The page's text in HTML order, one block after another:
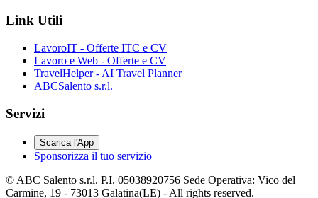
Link Utili
LavoroIT - Offerte ITC e CV
Lavoro e Web - Offerte e CV
TravelHelper - AI Travel Planner
ABCSalento s.r.l.
Servizi
Scarica l'App
Sponsorizza il tuo servizio
© ABC Salento s.r.l. P.I. 05038920756 Sede Operativa: Vico del
Carmine, 19 - 73013 Galatina(LE) - All rights reserved.